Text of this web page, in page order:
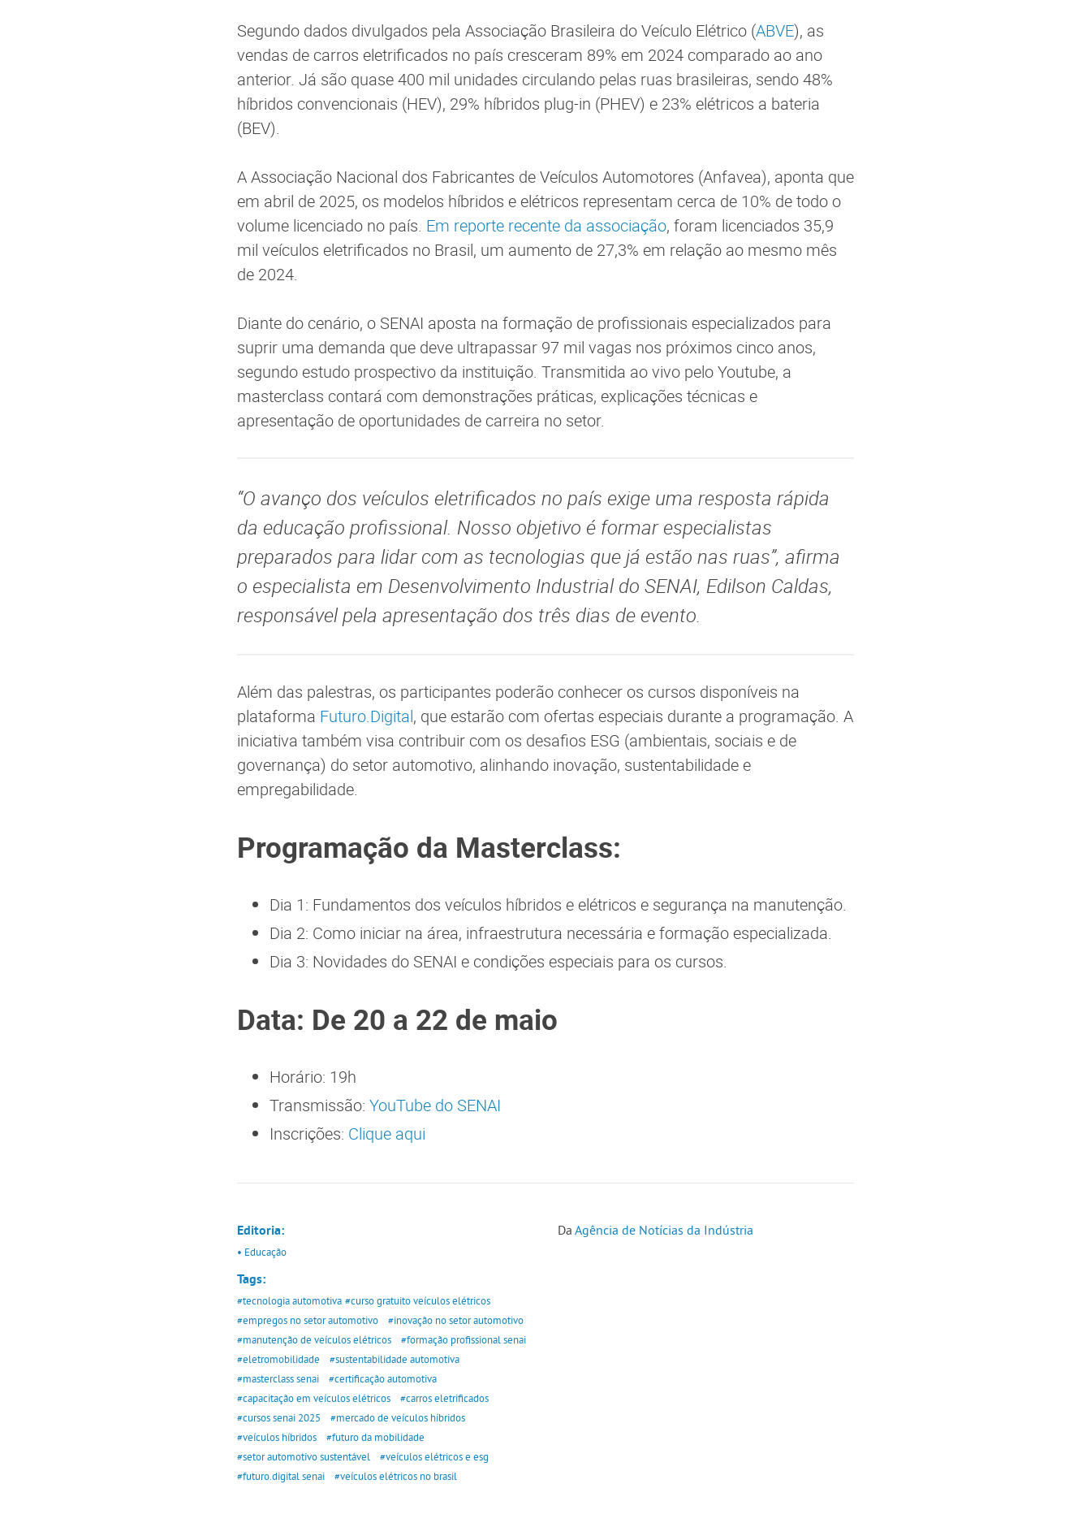
Segundo dados divulgados pela Associação Brasileira do Veículo Elétrico (ABVE), as
vendas de carros eletrificados no país cresceram 89% em 2024 comparado ao ano
anterior. Já são quase 400 mil unidades circulando pelas ruas brasileiras, sendo 48%
híbridos convencionais (HEV), 29% híbridos plug-in (PHEV) e 23% elétricos a bateria
(BEV).
A Associação Nacional dos Fabricantes de Veículos Automotores (Anfavea), aponta que
em abril de 2025, os modelos híbridos e elétricos representam cerca de 10% de todo o
volume licenciado no país. Em reporte recente da associação, foram licenciados 35,9
mil veículos eletrificados no Brasil, um aumento de 27,3% em relação ao mesmo mês
de 2024.
Diante do cenário, o SENAI aposta na formação de profissionais especializados para
suprir uma demanda que deve ultrapassar 97 mil vagas nos próximos cinco anos,
segundo estudo prospectivo da instituição. Transmitida ao vivo pelo Youtube, a
masterclass contará com demonstrações práticas, explicações técnicas e
apresentação de oportunidades de carreira no setor.
“O avanço dos veículos eletrificados no país exige uma resposta rápida
da educação profissional. Nosso objetivo é formar especialistas
preparados para lidar com as tecnologias que já estão nas ruas”, afirma
o especialista em Desenvolvimento Industrial do SENAI, Edilson Caldas,
responsável pela apresentação dos três dias de evento.
Além das palestras, os participantes poderão conhecer os cursos disponíveis na
plataforma Futuro.Digital, que estarão com ofertas especiais durante a programação. A
iniciativa também visa contribuir com os desafios ESG (ambientais, sociais e de
governança) do setor automotivo, alinhando inovação, sustentabilidade e
empregabilidade.
Programação da Masterclass:
Dia 1: Fundamentos dos veículos híbridos e elétricos e segurança na manutenção.
Dia 2: Como iniciar na área, infraestrutura necessária e formação especializada.
Dia 3: Novidades do SENAI e condições especiais para os cursos.
Data: De 20 a 22 de maio
Horário: 19h
Transmissão: YouTube do SENAI
Inscrições: Clique aqui
Editoria:
• Educação
Tags:
#tecnologia automotiva #curso gratuito veículos elétricos
#empregos no setor automotivo
#inovação no setor automotivo
#manutenção de veículos elétricos
#formação profissional senai
#eletromobilidade
#sustentabilidade automotiva
#masterclass senai
#certificação automotiva
#capacitação em veículos elétricos
#carros eletrificados
#cursos senai 2025
#mercado de veículos híbridos
#veículos híbridos
#futuro da mobilidade
#setor automotivo sustentável
#veículos elétricos e esg
#futuro.digital senai
#veículos elétricos no brasil
Da Agência de Notícias da Indústria